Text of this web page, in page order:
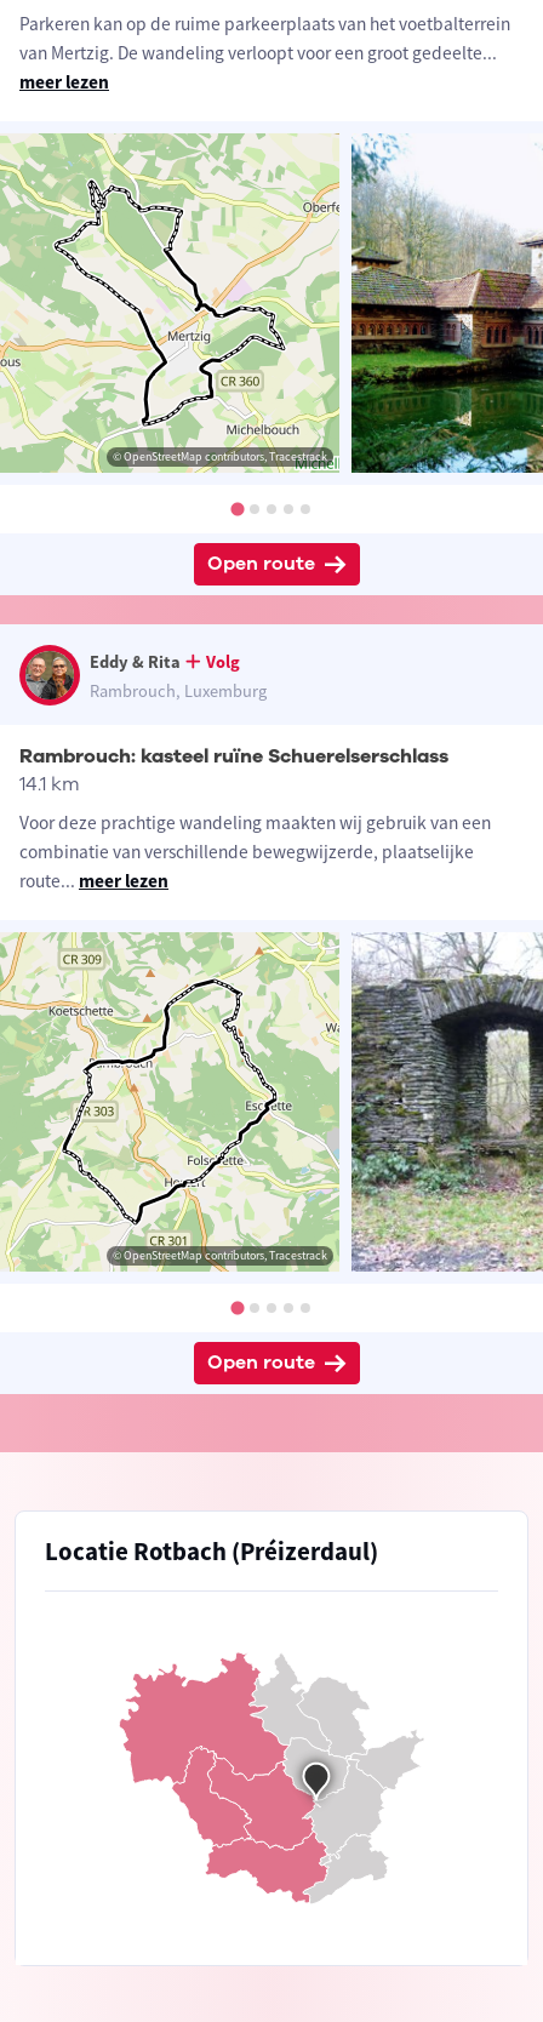
Parkeren kan op de ruime parkeerplaats van het voetbalterrein
van Mertzig. De wandeling verloopt voor een groot gedeelte...
meer lezen
© OpenStreetMap contributors, Tracestrack
Open route
Eddy & Rita
Volg
Rambrouch, Luxemburg
Rambrouch: kasteel ruïne Schuerelserschlass
14.1 km
Voor deze prachtige wandeling maakten wij gebruik van een
combinatie van verschillende bewegwijzerde, plaatselijke
route... meer lezen
© OpenStreetMap contributors, Tracestrack
Open route
Locatie Rotbach (Préizerdaul)